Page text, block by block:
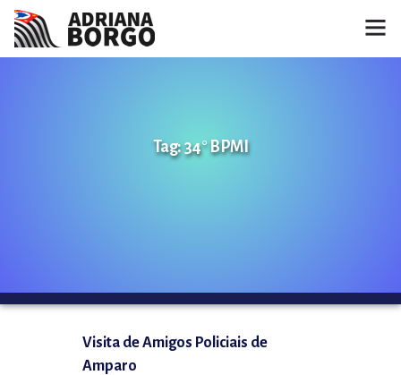
Tag: 34° BPMI
Visita de Amigos Policiais de
Amparo